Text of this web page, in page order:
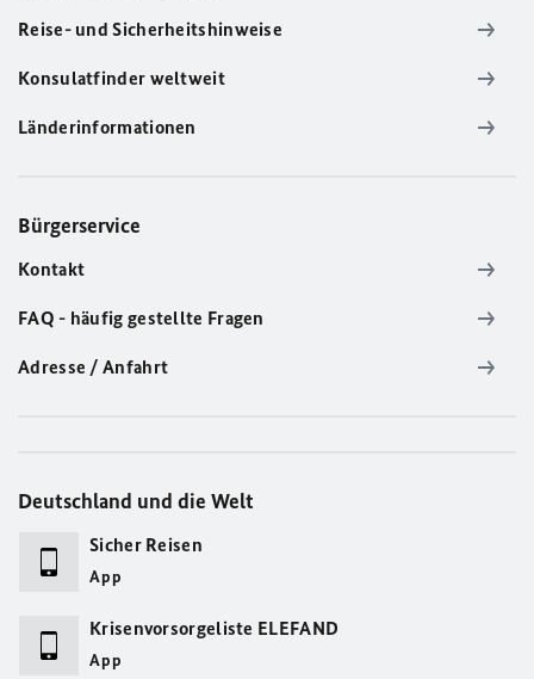
Reise- und Sicherheitshinweise
Konsulatfinder weltweit
Länderinformationen
Bürgerservice
Kontakt
FAQ - häufig gestellte Fragen
Adresse / Anfahrt
Deutschland und die Welt
Sicher Reisen
App
Krisenvorsorgeliste ELEFAND
App